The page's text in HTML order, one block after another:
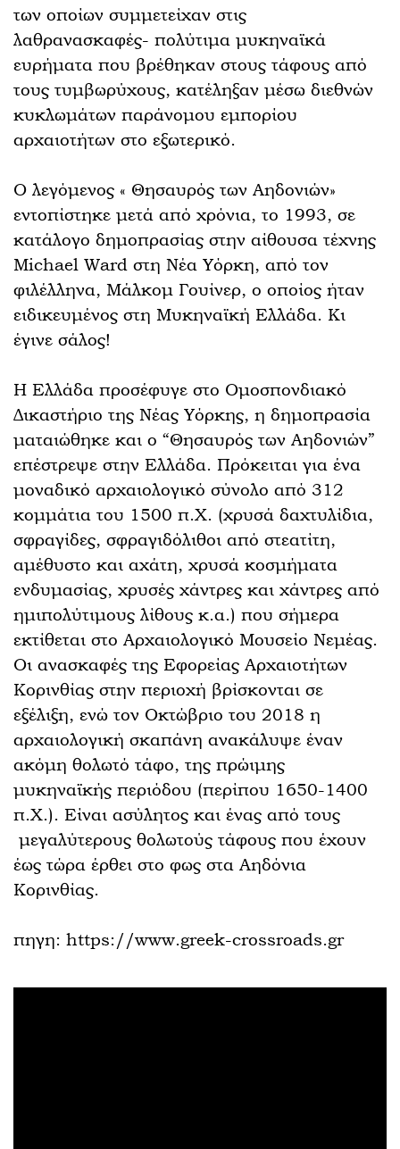
των οποίων συμμετείχαν στις
λαθρανασκαφές- πολύτιμα μυκηναϊκά
ευρήματα που βρέθηκαν στους τάφους από
τους τυμβωρύχους, κατέληξαν μέσω διεθνών
κυκλωμάτων παράνομου εμπορίου
αρχαιοτήτων στο εξωτερικό.
Ο λεγόμενος « Θησαυρός των Αηδονιών»
εντοπίστηκε μετά από χρόνια, το 1993, σε
κατάλογο δημοπρασίας στην αίθουσα τέχνης
Michael Ward στη Νέα Υόρκη, από τον
φιλέλληνα, Μάλκομ Γουίνερ, ο οποίος ήταν
ειδικευμένος στη Μυκηναϊκή Ελλάδα. Κι
έγινε σάλος!
Η Ελλάδα προσέφυγε στο Ομοσπονδιακό
Δικαστήριο της Νέας Υόρκης, η δημοπρασία
ματαιώθηκε και ο “Θησαυρός των Αηδονιών”
επέστρεψε στην Ελλάδα. Πρόκειται για ένα
μοναδικό αρχαιολογικό σύνολο από 312
κομμάτια του 1500 π.Χ. (χρυσά δαχτυλίδια,
σφραγίδες, σφραγιδόλιθοι από στεατίτη,
αμέθυστο και αχάτη, χρυσά κοσμήματα
ενδυμασίας, χρυσές χάντρες και χάντρες από
ημιπολύτιμους λίθους κ.α.) που σήμερα
εκτίθεται στο Αρχαιολογικό Μουσείο Νεμέας.
Οι ανασκαφές της Εφορείας Αρχαιοτήτων
Κορινθίας στην περιοχή βρίσκονται σε
εξέλιξη, ενώ τον Οκτώβριο του 2018 η
αρχαιολογική σκαπάνη ανακάλυψε έναν
ακόμη θολωτό τάφο, της πρώιμης
μυκηναϊκής περιόδου (περίπου 1650-1400
π.Χ.). Είναι ασύλητος και ένας από τους
μεγαλύτερους θολωτούς τάφους που έχουν
έως τώρα έρθει στο φως στα Αηδόνια
Κορινθίας.
πηγη: https://www.greek-crossroads.gr